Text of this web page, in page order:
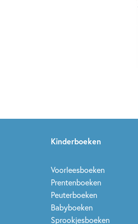
Kinderboeken
Voorleesboeken
Prentenboeken
Peuterboeken
Babyboeken
Sprookjesboeken